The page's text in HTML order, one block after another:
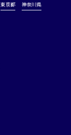
東京都 神奈川県